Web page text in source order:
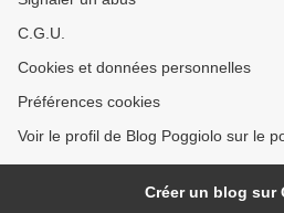
C.G.U.
Cookies et données personnelles
Préférences cookies
Voir le profil de Blog Poggiolo sur le
Créer un blog sur